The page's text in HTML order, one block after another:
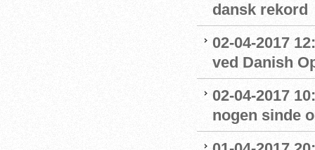
dansk rekord
02-04-2017
ved Danish
02-04-2017
nogen sinde